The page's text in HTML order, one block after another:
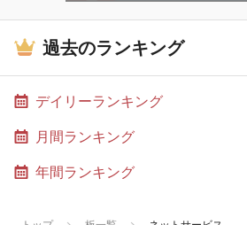
過去のランキング
デイリーランキング
月間ランキング
年間ランキング